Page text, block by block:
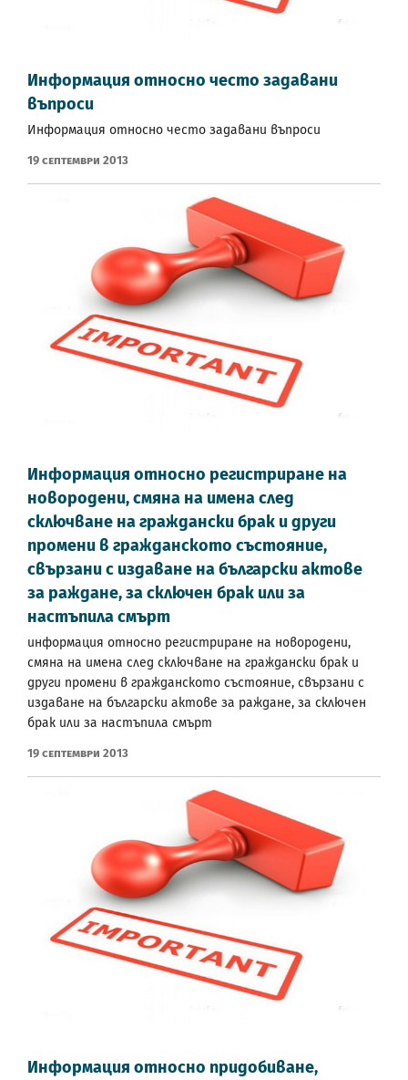
Информация относно често задавани
въпроси
Информация относно често задавани въпроси
19 Септември 2013
Информация относно регистриране на
новородени, смяна на имена след
сключване на граждански брак и други
промени в гражданското състояние,
свързани с издаване на български актове
за раждане, за сключен брак или за
настъпила смърт
информация относно регистриране на новородени,
смяна на имена след сключване на граждански брак и
други промени в гражданското състояние, свързани с
издаване на български актове за раждане, за сключен
брак или за настъпила смърт
19 Септември 2013
Информация относно придобиване,